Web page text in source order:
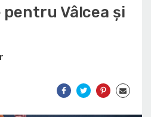
Vâlcea și